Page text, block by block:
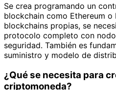
Se crea programando un
blockchain como Ethereum o
blockchains propias, se
protocolo completo con
seguridad. También es
suministro y modelo de
¿Qué se necesita para
criptomoneda?